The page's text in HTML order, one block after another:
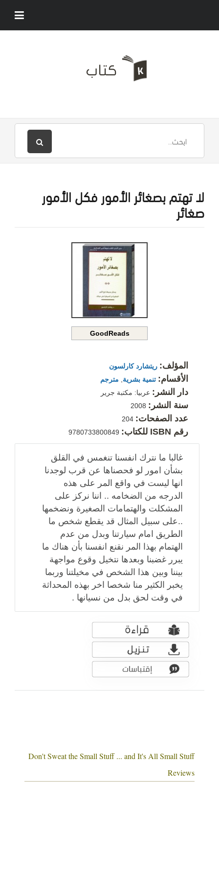
لا تهتم بصغائر الأمور فكل الأمور
صغائر
GoodReads
المؤلف: ريتشارد كارلسون
الأقسام: تنمية بشرية مترجم
دار النشر: عربيا: مكتبة جرير
سنة النشر:
عدد الصفحات:
رقم ISBN للكتاب: 9780733800849
غالبا ما نترك انفسنا تنغمس في القلق
بشأن امور لو فحصناها عن قرب لوجدنا
انها ليست في واقع المر على هذه
الدرجه من الضخامه .. اننا نركز على
المشكلت والهتمامات الصغيرة ونضخمها
..على سبيل المثال قد يقطع شخص ما
الطريق امام سيارتنا وبدل من عدم
الهتمام بهذا المر نقنع انفسنا بأن هناك ما
يبرر غضبنا وبعدها نتخيل وقوع مواجهة
بيننا وبين هذا الشخص في مخيلتنا وربما
يخبر الكثير منا شخصا اخر بهذه المحداثة
في وقت لحق بدل من نسيانها .
Don't Sweat the Small Stuff ... and It's All Small Stuff
Reviews